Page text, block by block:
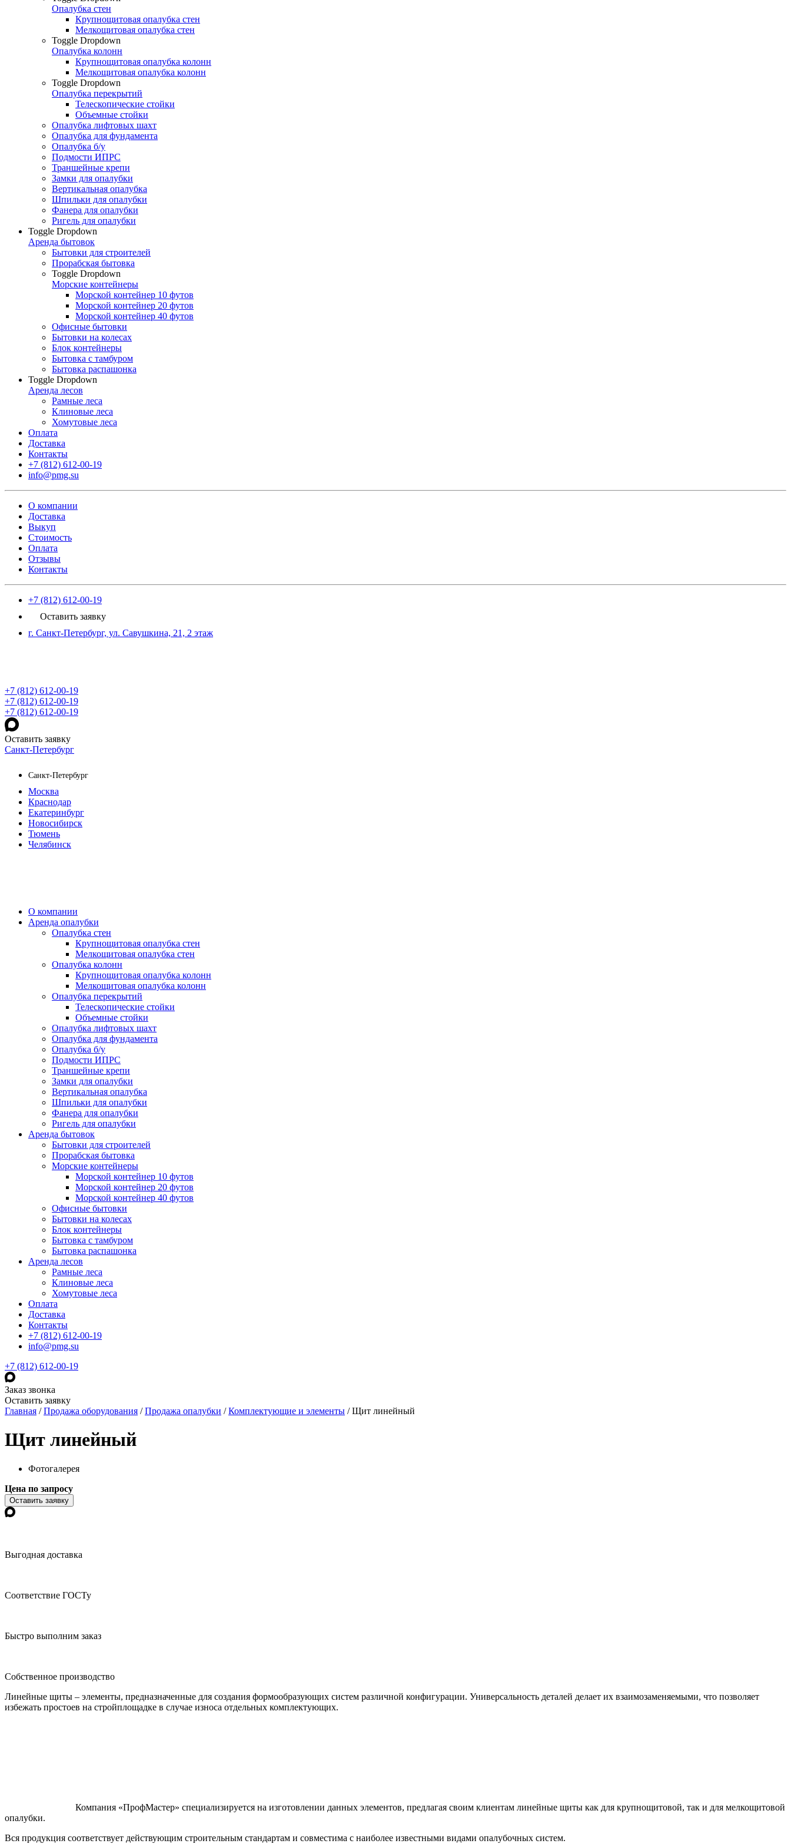
Опалубка стен
Крупнощитовая опалубка стен
Мелкощитовая опалубка стен
Toggle Dropdown
Опалубка колонн
Крупнощитовая опалубка колонн
Мелкощитовая опалубка колонн
Toggle Dropdown
Опалубка перекрытий
Телескопические стойки
Объемные стойки
Опалубка лифтовых шахт
Опалубка для фундамента
Опалубка б/у
Подмости ИПРС
Траншейные крепи
Замки для опалубки
Вертикальная опалубка
Шпильки для опалубки
Фанера для опалубки
Ригель для опалубки
Toggle Dropdown
Аренда бытовок
Бытовки для строителей
Прорабская бытовка
Toggle Dropdown
Морские контейнеры
Морской контейнер 10 футов
Морской контейнер 20 футов
Морской контейнер 40 футов
Офисные бытовки
Бытовки на колесах
Блок контейнеры
Бытовка с тамбуром
Бытовка распашонка
Toggle Dropdown
Аренда лесов
Рамные леса
Клиновые леса
Хомутовые леса
Оплата
Доставка
Контакты
+7 (812) 612-00-19
info@pmg.su
О компании
Доставка
Выкуп
Стоимость
Оплата
Отзывы
Контакты
+7 (812) 612-00-19
Оставить заявку
г. Санкт-Петербург, ул. Савушкина, 21, 2 этаж
+7 (812) 612-00-19
+7 (812) 612-00-19
+7 (812) 612-00-19
Оставить заявку
Санкт-Петербург
Санкт-Петербург
Москва
Краснодар
Екатеринбург
Новосибирск
Тюмень
Челябинск
О компании
Аренда опалубки
Опалубка стен
Крупнощитовая опалубка стен
Мелкощитовая опалубка стен
Опалубка колонн
Крупнощитовая опалубка колонн
Мелкощитовая опалубка колонн
Опалубка перекрытий
Телескопические стойки
Объемные стойки
Опалубка лифтовых шахт
Опалубка для фундамента
Опалубка б/у
Подмости ИПРС
Траншейные крепи
Замки для опалубки
Вертикальная опалубка
Шпильки для опалубки
Фанера для опалубки
Ригель для опалубки
Аренда бытовок
Бытовки для строителей
Прорабская бытовка
Морские контейнеры
Морской контейнер 10 футов
Морской контейнер 20 футов
Морской контейнер 40 футов
Офисные бытовки
Бытовки на колесах
Блок контейнеры
Бытовка с тамбуром
Бытовка распашонка
Аренда лесов
Рамные леса
Клиновые леса
Хомутовые леса
Оплата
Доставка
Контакты
+7 (812) 612-00-19
info@pmg.su
+7 (812) 612-00-19
Заказ звонка
Оставить заявку
Главная /Продажа оборудования /Продажа опалубки /Комплектующие и элементы /Щит линейный
Щит линейный
Фотогалерея
Цена по запросу
Оставить заявку
Выгодная доставка
Соответствие ГОСТу
Быстро выполним заказ
Собственное производство
Линейные щиты – элементы, предназначенные для создания формообразующих систем различной конфигурации. Универсальность деталей делает их взаимозаменяемыми, что позволяет
избежать простоев на стройплощадке в случае износа отдельных комплектующих.
Компания «ПрофМастер» специализируется на изготовлении данных элементов, предлагая своим клиентам линейные щиты как для крупнощитовой, так и для мелкощитовой
опалубки.
Вся продукция соответствует действующим строительным стандартам и совместима с наиболее известными видами опалубочных систем.